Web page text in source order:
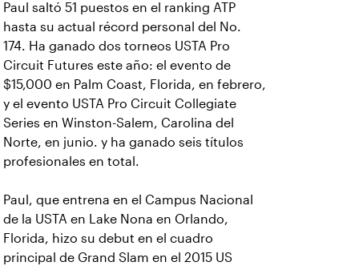
Paul saltó 51 puestos en el ranking ATP
hasta su actual récord personal del No.
174. Ha ganado dos torneos USTA Pro
Circuit Futures este año: el evento de
$15,000 en Palm Coast, Florida, en febrero,
y el evento USTA Pro Circuit Collegiate
Series en Winston-Salem, Carolina del
Norte, en junio. y ha ganado seis títulos
profesionales en total.
Paul, que entrena en el Campus Nacional
de la USTA en Lake Nona en Orlando,
Florida, hizo su debut en el cuadro
principal de Grand Slam en el 2015 US